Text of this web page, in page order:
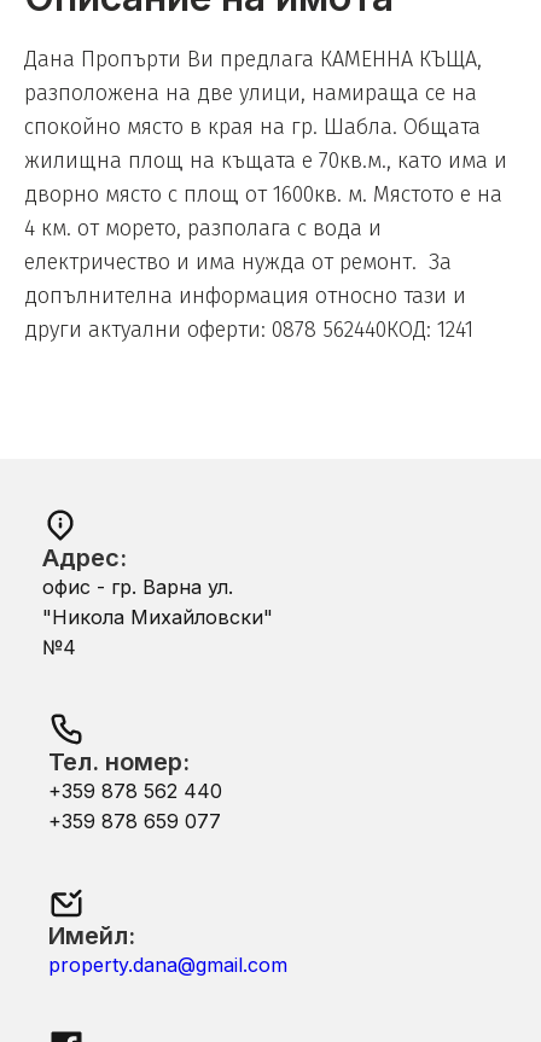
Дана Пропърти Ви предлага КАМЕННА КЪЩА,
разположена на две улици, намираща се на
спокойно място в края на гр. Шабла. Общата
жилищна площ на къщата е 70кв.м., като има и
дворно място с площ от 1600кв. м. Мястото е на
4 км. от морето, разполага с вода и
електричество и има нужда от ремонт. За
допълнителна информация относно тази и
други актуални оферти: 0878 562440КОД: 1241
Адрес:
офис - гр. Варна ул.
"Никола Михайловски"
№4
Тел. номер:
+359 878 562 440
+359 878 659 077
Имейл:
property.dana@gmail.com